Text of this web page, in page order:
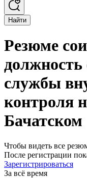
Найти
Резюме
должность
службы
контроля
Бачатском
Чтобы видеть все
После регистрации
Зарегистрироваться
За всё время